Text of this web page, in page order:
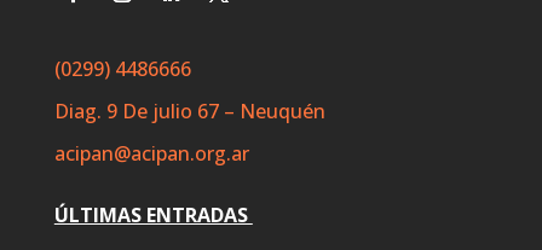
(0299) 4486666
Diag. 9 De julio 67 – Neuquén
acipan@acipan.org.ar
ÚLTIMAS ENTRADAS